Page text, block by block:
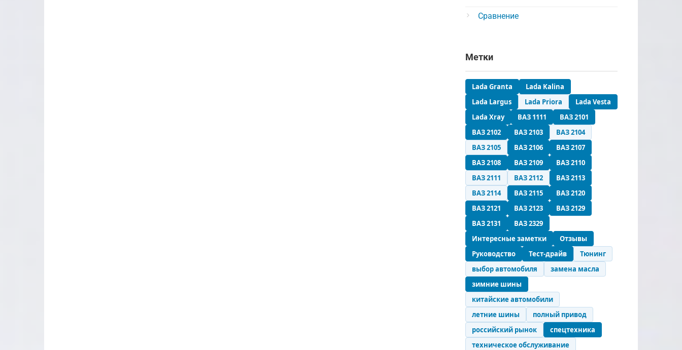
Сравнение
Метки
Lada Granta
Lada Kalina
Lada Largus
Lada Priora
Lada Vesta
Lada Xray
ВАЗ 1111
ВАЗ 2101
ВАЗ 2102
ВАЗ 2103
ВАЗ 2104
ВАЗ 2105
ВАЗ 2106
ВАЗ 2107
ВАЗ 2108
ВАЗ 2109
ВАЗ 2110
ВАЗ 2111
ВАЗ 2112
ВАЗ 2113
ВАЗ 2114
ВАЗ 2115
ВАЗ 2120
ВАЗ 2121
ВАЗ 2123
ВАЗ 2129
ВАЗ 2131
ВАЗ 2329
Интересные заметки
Отзывы
Руководство
Тест-драйв
Тюнинг
выбор автомобиля
замена масла
зимние шины
китайские автомобили
летние шины
полный привод
российский рынок
спецтехника
техническое обслуживание